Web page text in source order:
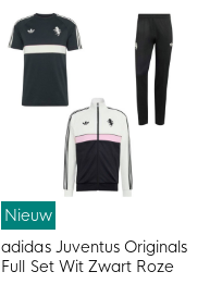
Nieuw
adidas Juventus Originals
Full Set Wit Zwart Roze